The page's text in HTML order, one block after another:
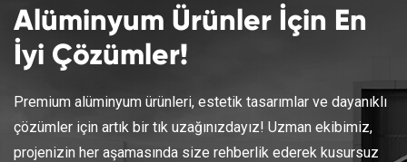
Alüminyum Ürünler İçin En
İyi Çözümler!
Premium alüminyum ürünleri, estetik tasarımlar ve dayanıklı
çözümler için artık bir tık uzağınızdayız! Uzman ekibimiz,
projenizin her aşamasında size rehberlik ederek kusursuz